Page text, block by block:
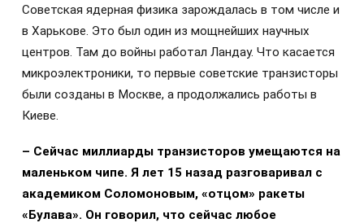
Советская ядерная физика зарождалась в том числе и
в Харькове. Это был один из мощнейших научных
центров. Там до войны работал Ландау. Что касается
микроэлектроники, то первые советские транзисторы
были созданы в Москве, а продолжались работы в
Киеве.
– Сейчас миллиарды транзисторов умещаются на
маленьком чипе. Я лет 15 назад разговаривал с
академиком Соломоновым, «отцом» ракеты
«Булава». Он говорил, что сейчас любое